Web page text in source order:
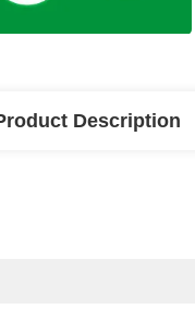
Description